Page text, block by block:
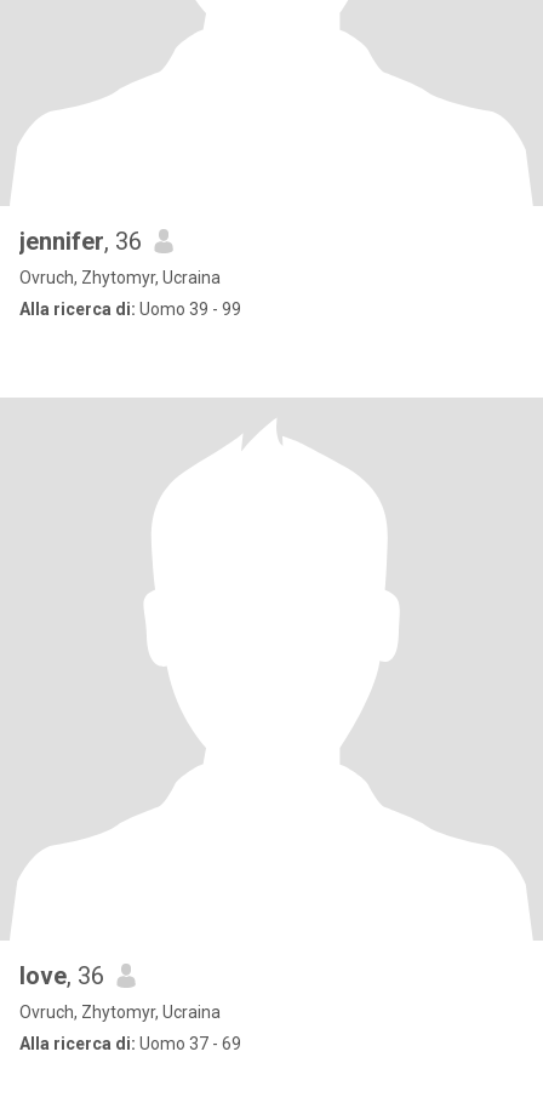
jennifer, 36
Ovruch, Zhytomyr, Ucraina
Alla ricerca di: Uomo 39 - 99
love, 36
Ovruch, Zhytomyr, Ucraina
Alla ricerca di: Uomo 37 - 69